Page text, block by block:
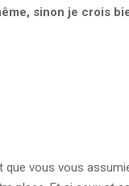
sinon je crois
vous vous